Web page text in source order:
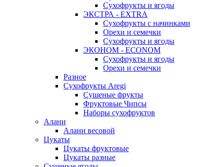
Сухофрукты и ягоды
ЭКСТРА - EXTRA
Сухофрукты с начинками
Орехи и семечки
Сухофрукты и ягоды
ЭКОНОМ - ECONOM
Сухофрукты и ягоды
Орехи и семечки
Разное
Сухофрукты Aregi
Сушеные фрукты
Фруктовые Чипсы
Наборы сухофруктов
Алани
Алани весовой
Цукаты
Цукаты фруктовые
Цукаты разные